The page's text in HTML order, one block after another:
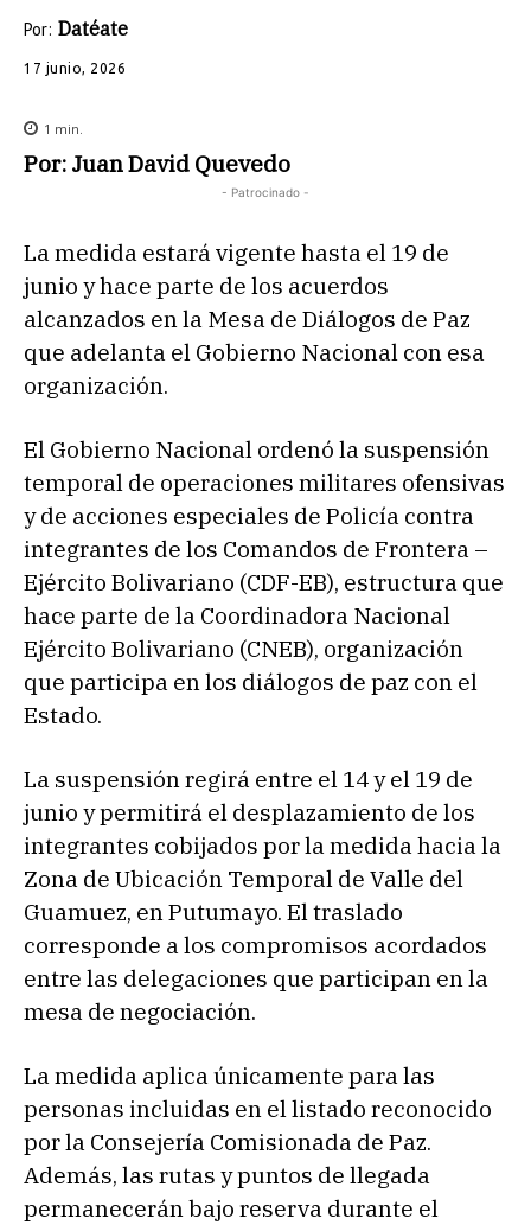
Por: Datéate
17 junio, 2026
1 min.
Por: Juan David Quevedo
- Patrocinado -
La medida estará vigente hasta el 19 de
junio y hace parte de los acuerdos
alcanzados en la Mesa de Diálogos de Paz
que adelanta el Gobierno Nacional con esa
organización.
El Gobierno Nacional ordenó la suspensión
temporal de operaciones militares ofensivas
y de acciones especiales de Policía contra
integrantes de los Comandos de Frontera –
Ejército Bolivariano (CDF-EB), estructura que
hace parte de la Coordinadora Nacional
Ejército Bolivariano (CNEB), organización
que participa en los diálogos de paz con el
Estado.
La suspensión regirá entre el 14 y el 19 de
junio y permitirá el desplazamiento de los
integrantes cobijados por la medida hacia la
Zona de Ubicación Temporal de Valle del
Guamuez, en Putumayo. El traslado
corresponde a los compromisos acordados
entre las delegaciones que participan en la
mesa de negociación.
La medida aplica únicamente para las
personas incluidas en el listado reconocido
por la Consejería Comisionada de Paz.
Además, las rutas y puntos de llegada
permanecerán bajo reserva durante el